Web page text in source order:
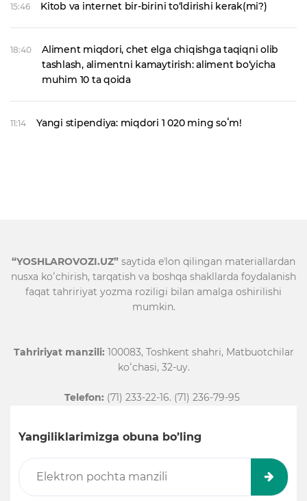
15:46 Kitob va internet bir-birini to‘ldirishi kerak(mi?)
18:40
Aliment miqdori, chet elga chiqishga taqiqni olib
tashlash, alimentni kamaytirish: aliment bo‘yicha
muhim 10 ta qoida
11:14 Yangi stipendiya: miqdori 1 020 ming soʻm!
“YOSHLAROVOZI.UZ” saytida eʼlon qilingan materiallardan
nusxa koʻchirish, tarqatish va boshqa shakllarda foydalanish
faqat tahririyat yozma roziligi bilan amalga oshirilishi
mumkin.
Tahririyat manzili: 100083, Toshkent shahri, Matbuotchilar
koʻchasi, 32-uy.
Telefon: (71) 233-22-16. (71) 236-79-95
Yangiliklarimizga obuna bo’ling